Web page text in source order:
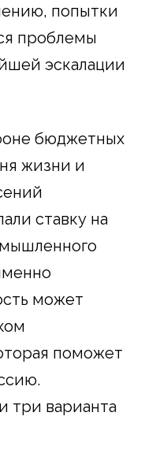
попытки
проблемы
эскалации
бюджетных
жизни и
ставку на
может
поможет
три варианта